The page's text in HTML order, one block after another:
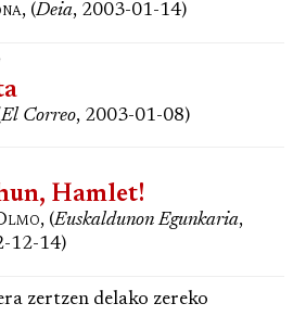
, (Deia, 2003-01-14)
El Correo, 2003-01-08)
Hamlet!
, (Euskaldunon Egunkaria,
12-14)
zertzen delako zereko